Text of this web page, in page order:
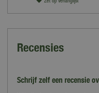
Zet op verlanglijst
Recensies
Schrijf zelf een recensie